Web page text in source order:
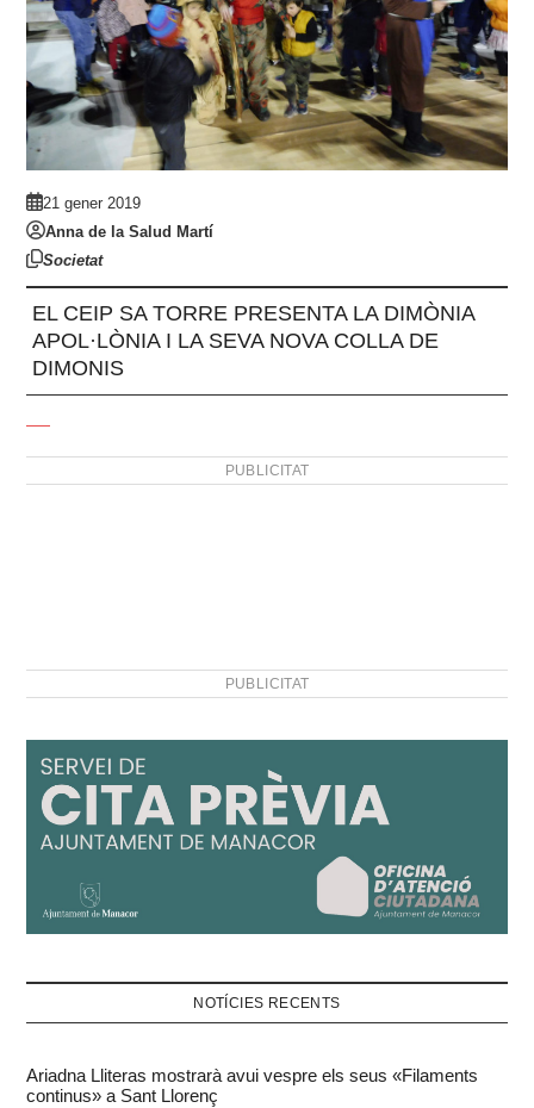
21 gener 2019
Anna de la Salud Martí
Societat
EL CEIP SA TORRE PRESENTA LA DIMÒNIA
APOL·LÒNIA I LA SEVA NOVA COLLA DE
DIMONIS
PUBLICITAT
PUBLICITAT
NOTÍCIES RECENTS
Ariadna Lliteras mostrarà avui vespre els seus «Filaments
continus» a Sant Llorenç